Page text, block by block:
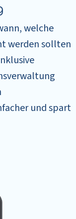
welche
werden sollten
und spart